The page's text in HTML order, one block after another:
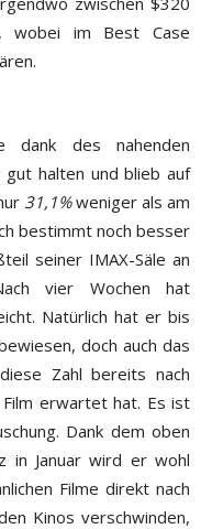
wobei im Best Case
dank des nahenden
halten und blieb auf
31,1%weniger als am
bestimmt noch besser
seiner IMAX-Säle an
vier Wochen hat
Natürlich hat er bis
doch auch das
Zahl bereits nach
erwartet hat. Es ist
Dank dem oben
in Januar wird er wohl
Filme direkt nach
Kinos verschwinden,